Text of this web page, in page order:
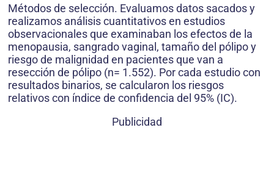
Métodos de selección. Evaluamos datos sacados y
realizamos análisis cuantitativos en estudios
observacionales que examinaban los efectos de la
menopausia, sangrado vaginal, tamaño del pólipo y
riesgo de malignidad en pacientes que van a
resección de pólipo (n= 1.552). Por cada estudio con
resultados binarios, se calcularon los riesgos
relativos con índice de confidencia del 95% (IC).
Publicidad